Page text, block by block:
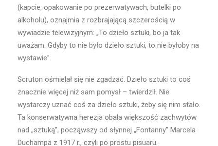
(kapcie, opakowanie po prezerwatywach, butelki po
alkoholu), oznajmia z rozbrajającą szczerością w
wywiadzie telewizyjnym: „To dzieło sztuki, bo ja tak
uważam. Gdyby to nie było dzieło sztuki, to nie byłoby na
wystawie”.
Scruton ośmielał się nie zgadzać. Dzieło sztuki to coś
znacznie więcej niż sam pomysł – twierdził. Nie
wystarczy uznać coś za dzieło sztuki, żeby się nim stało.
Ta konserwatywna herezja obala większość zachwytów
nad „sztuką”, począwszy od słynnej „Fontanny” Marcela
Duchampa z 1917 r., czyli po prostu pisuaru.